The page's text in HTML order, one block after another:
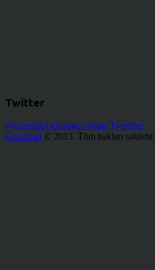
Twitter
@cinerituel kullanıcısından Tweetler
Cineritüel © 2013. Tüm hakları saklıdır.